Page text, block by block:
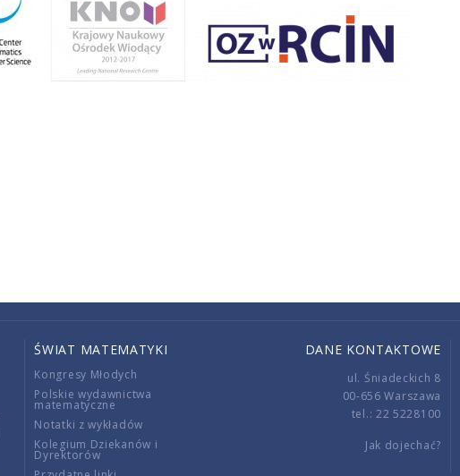
ŚWIAT MATEMATYKI
Kongresy Młodych
Polskie wydawnictwa
matematyczne
Notatki z wykładów
Kolegium Dziekanów i
Dyrektorów
DANE KONTAKTOWE
ul. Śniadeckich 8
00-656 Warszawa
tel.: 22 5228100
Jak dojechać?